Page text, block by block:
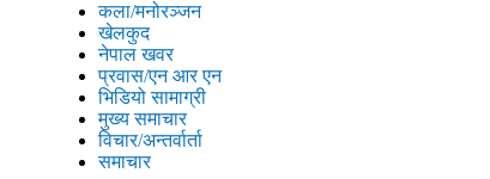
कला/मनोरञ्जन
खेलकुद
नेपाल खवर
प्रवास/एन आर एन
भिडियो सामाग्री
मुख्य समाचार
विचार/अन्तर्वार्ता
समाचार